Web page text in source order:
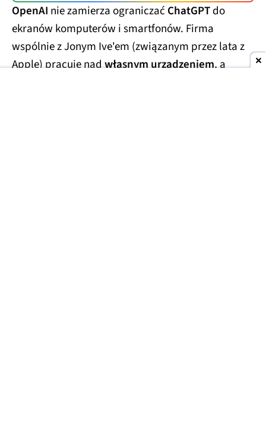
OpenAI nie zamierza ograniczać ChatGPTdo
ekranów komputerów i smartfonów. Firma
wspólnie z Jonym Ive'em (związanym przez lata z
Apple) pracuje nadwłasnym urządzeniem, a